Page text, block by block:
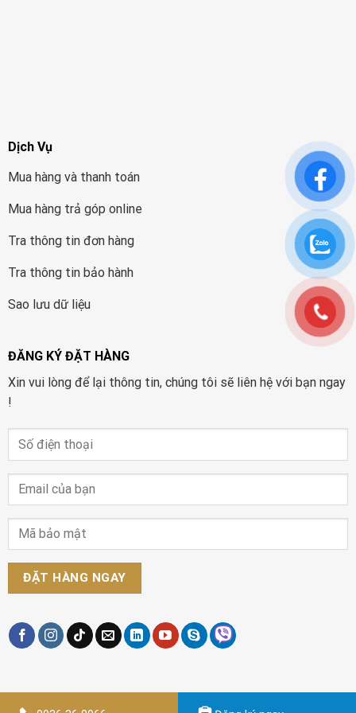
Dịch Vụ
Mua hàng và thanh toán
Mua hàng trả góp online
Tra thông tin đơn hàng
Tra thông tin bảo hành
Sao lưu dữ liệu
ĐĂNG KÝ ĐẶT HÀNG
Xin vui lòng để lại thông tin, chúng tôi sẽ liên hệ với bạn ngay
!